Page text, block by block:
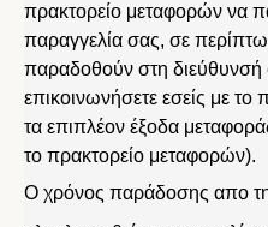
πρακτορείο μεταφορών να
παραγγελία σας, σε
παραδοθούν στη διεύθυνσή
επικοινωνήσετε εσείς με το
τα επιπλέον έξοδα
το πρακτορείο μεταφορών).
Ο χρόνος παράδοσης απο